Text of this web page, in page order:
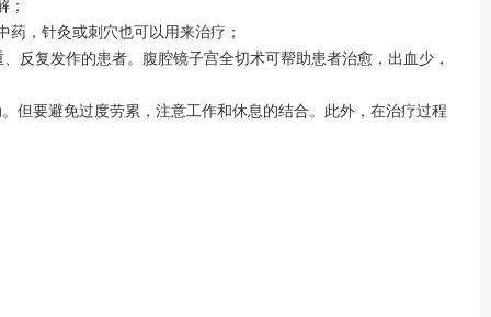
，针灸或刺穴也可以用来治疗；
复发作的患者。腹腔镜子宫全切术可帮助患者治愈，出血少，
要避免过度劳累，注意工作和休息的结合。此外，在治疗过程